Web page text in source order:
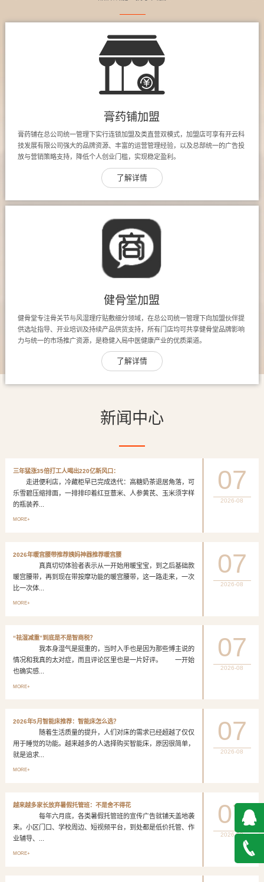
膏药铺加盟
膏药铺在总公司统一管理下实行连锁加盟及类直营双模式，加盟店可享有开云科
技发展有限公司强大的品牌资源、丰富的运营管理经验，以及总部统一的广告投
放与营销策略支持，降低个人创业门槛，实现稳定盈利。
了解详情
健骨堂加盟
健骨堂专注骨关节与风湿理疗贴敷细分领域，在总公司统一管理下向加盟伙伴提
供选址指导、开业培训及持续产品供货支持，所有门店均可共享健骨堂品牌影响
力与统一的市场推广资源，是稳健入局中医健康产业的优质渠道。
了解详情
新闻中心
三年猛涨35倍打工人喝出220亿新风口：
走进便利店，冷藏柜早已完成迭代：高糖奶茶退居角落，可
乐雪碧压缩排面，一排排印着红豆薏米、人参黄芪、玉米须字样
的瓶装养...
MORE+
07
2026-08
2026年暖宫腰带推荐姨妈神器推荐暖宫腰
真真切切体验者表示从一开始用暖宝宝，到之后基础款
暖宫腰带，再到现在带按摩功能的暖宫腰带，这一路走来，一次
比一次体...
MORE+
07
2026-08
“祛湿减重”到底是不是智商税？
我本身湿气是挺重的，当时入手也是因为那些博主说的
情况和我真的太对症，而且评论区里也是一片好评。 一开始
也确实感...
MORE+
07
2026-08
2026年5月智能床推荐：智能床怎么选？
随着生活质量的提升，人们对床的需求已经超越了仅仅
用于睡觉的功能。越来越多的人选择购买智能床，原因很简单，
就是追求...
MORE+
07
2026-08
越来越多家长放弃暑假托管班：不是舍不得花
每年六月底，各类暑假托管班的宣传广告就铺天盖地袭
来。小区门口、学校周边、短视频平台，到处都是低价托管、作
业辅导、...
MORE+
07
2026-08
QQ在